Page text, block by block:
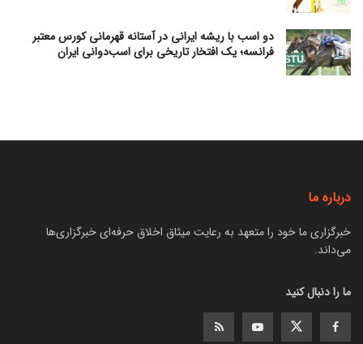
دو اسب با ریشه ایرانی در آستانه قهرمانی کورس معتبر
فرانسه؛ یک افتخار تاریخی برای اسب‌دوانی ایران
درباره ما
خبرگزاری ما خود را متعهد به رعایت میثاق اخلاق حرفه‌ای خبرگزاری‌ها
می‌داند.
ما را دنبال کنید